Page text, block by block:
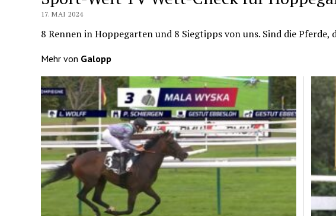
17. MAI 2024
8 Rennen in Hoppegarten und 8 Siegtipps von uns. Sind die Pferde,
Mehr von Galopp